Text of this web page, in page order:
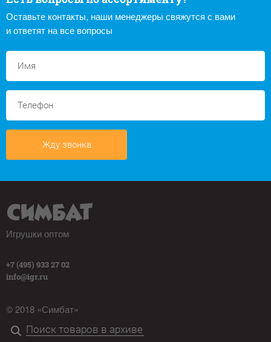
Оставьте контакты, наши менеджеры свяжутся с вами
и ответят на все вопросы
Жду звонка
Игрушки оптом
+7 (495) 933 27 02
info@igr.ru
© 2018 «Симбат»